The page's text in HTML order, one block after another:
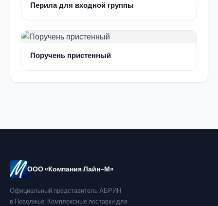
Перила для входной группы
Поручень пристенный
ООО «Компания Лайн-М»
Официальный представитель АБРИН
в Поволжье. Комплексные поставки для